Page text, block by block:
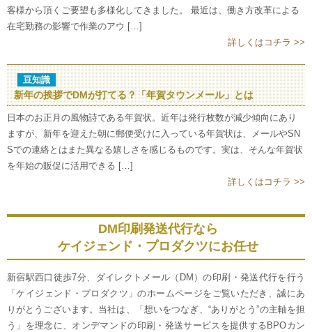
客様から頂くご要望も多様化してきました。 最近は、働き方改革による
在宅勤務の影響で作業のアウ […]
詳しくはコチラ >>
豆知識
新年の挨拶でDMが打てる？「年賀タウンメール」とは
日本のお正月の風物詩である年賀状。近年は発行枚数が減少傾向にあり
ますが、新年を迎えた朝に郵便受けに入っている年賀状は、メールやSN
Sでの連絡とはまた異なる嬉しさを感じるものです。実は、そんな年賀状
を年始の販促に活用できる […]
詳しくはコチラ >>
DM印刷発送代行なら
ケイジェンド・プロダクツにお任せ
新宿駅西口徒歩7分、ダイレクトメール（DM）の印刷・発送代行を行う
「ケイジェンド・プロダクツ」のホームページをご覧いただき、誠にあ
りがとうございます。当社は、「想いをつなぎ、“ありがとう”の主軸を担
う」を理念に、オンデマンドの印刷・発送サービスを提供するBPOカン